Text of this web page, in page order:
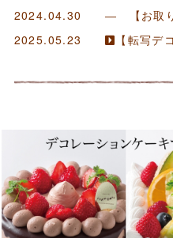
2024.04.30
― 【お取
2025.05.23
【転写デ